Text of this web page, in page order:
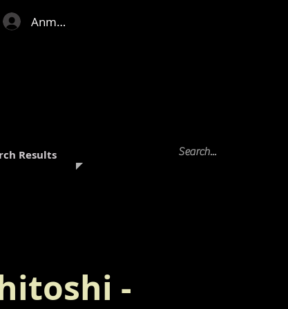
Anmelden
Results
-